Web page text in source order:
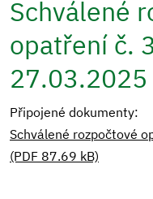
Schválené
opatření č.
27.03.2025
Připojené dokumenty:
Schválené rozpočtové
(PDF 87.69 kB)